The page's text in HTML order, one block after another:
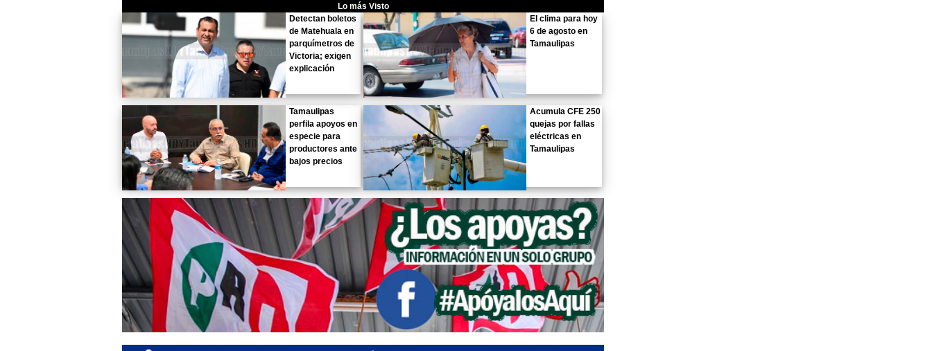
Lo más Visto
Detectan boletos
de Matehuala en
parquímetros de
Victoria; exigen
explicación
El clima para hoy
6 de agosto en
Tamaulipas
Tamaulipas
perfila apoyos en
especie para
productores ante
bajos precios
Acumula CFE 250
quejas por fallas
eléctricas en
Tamaulipas